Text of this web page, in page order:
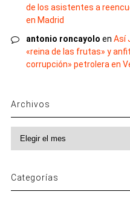
de los asistentes a
en Madrid
antonio roncayolo en Así
«reina de las frutas» y
corrupción» petrolera en
Archivos
Categorías